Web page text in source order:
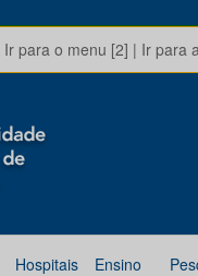
Ir para o menu [2] | Ir para
Hospitais Ensino